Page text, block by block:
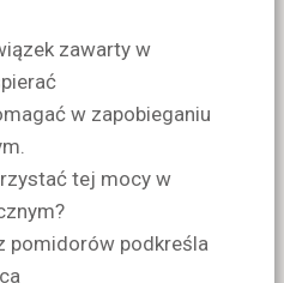
zawarty w
w zapobieganiu
tej mocy w
pomidorów podkreśla